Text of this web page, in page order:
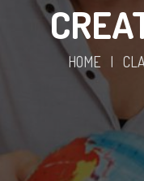
HOME |